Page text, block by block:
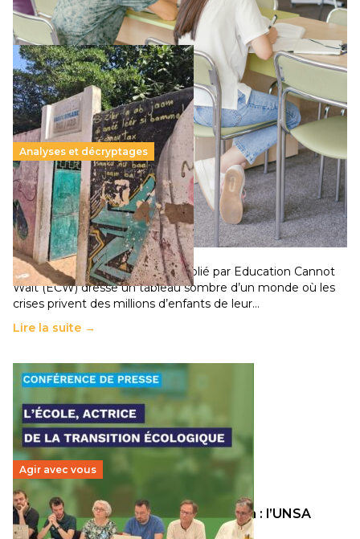
Lire la suite →
Analyses et décryptages
258 millions d’enfants victimes de la guerre, des
chocs climatiques et des déplacements de
population
11 juillet 2026- National
Un nouveau rapport mondial publié par Education Cannot
Wait (ECW) dresse un tableau sombre d’un monde où les
crises privent des millions d’enfants de leur…
Lire la suite →
Agir avec vous
Transition écologique de l’éducation : l’UNSA
Éducation fait bouger les lignes